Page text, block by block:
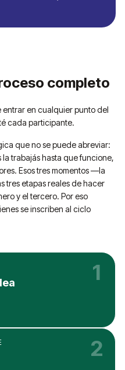
completo
entrar en cualquier punto del
cada participante.
que no se puede abreviar:
trabajás hasta que funcione,
Esos tres momentos —la
tres etapas reales de hacer
y el tercero. Por eso
se inscriben al ciclo
1
2